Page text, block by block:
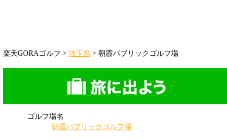
楽天GORAゴルフ > 埼玉県 > 朝霞パブリックゴルフ場
ゴルフ場名
朝霞パブリックゴルフ場